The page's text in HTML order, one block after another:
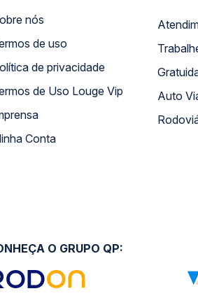
nós
Termos de uso
Política de privacidade
Termos de Uso Louge Vip
Minha Conta
O GRUPO QP: